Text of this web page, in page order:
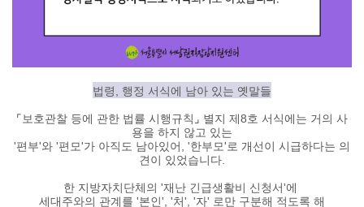
법령, 행정 서식에 남아 있는 옛말들
⌜보호관찰 등에 관한 법률 시행규칙 ⌟ 별지 제8호 서식에는 거의 사
용을 하지 않고 있는
'편부'와 '편모'가 아직도 남아있어, '한부모'로 개선이 시급하다는 의
견이 있었습니다.
한 지방자치단체의 '재난 긴급생활비 신청서'에
세대주와의 관계를 '본인', '처', '자' 로만 구분해 적도록 해